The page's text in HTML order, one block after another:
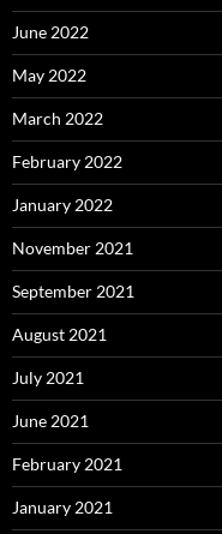
June 2022
May 2022
March 2022
February 2022
January 2022
November 2021
September 2021
August 2021
July 2021
June 2021
February 2021
January 2021